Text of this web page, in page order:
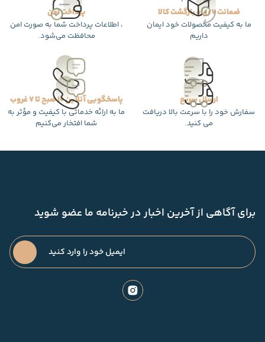
ضمانت 7 روزه بازگشت کالا
ما به کیفیت محصولات خود ایمان
داریم
پرداخت امن
، اطلاعات پرداخت شما به صورت امن
محافظت می‌شود.
ارسال سریع
سفارش خود را با سرعت بالا دریافت
می کنید.
پاسخگویی آنلاین 10 صبح تا 7 غروب
ما به ارائه خدماتی با کیفیت و مؤثر به
شما افتخار می‌کنیم
برای آگاهی از آخرین اخبار در خبرنامه ما عضو شوید